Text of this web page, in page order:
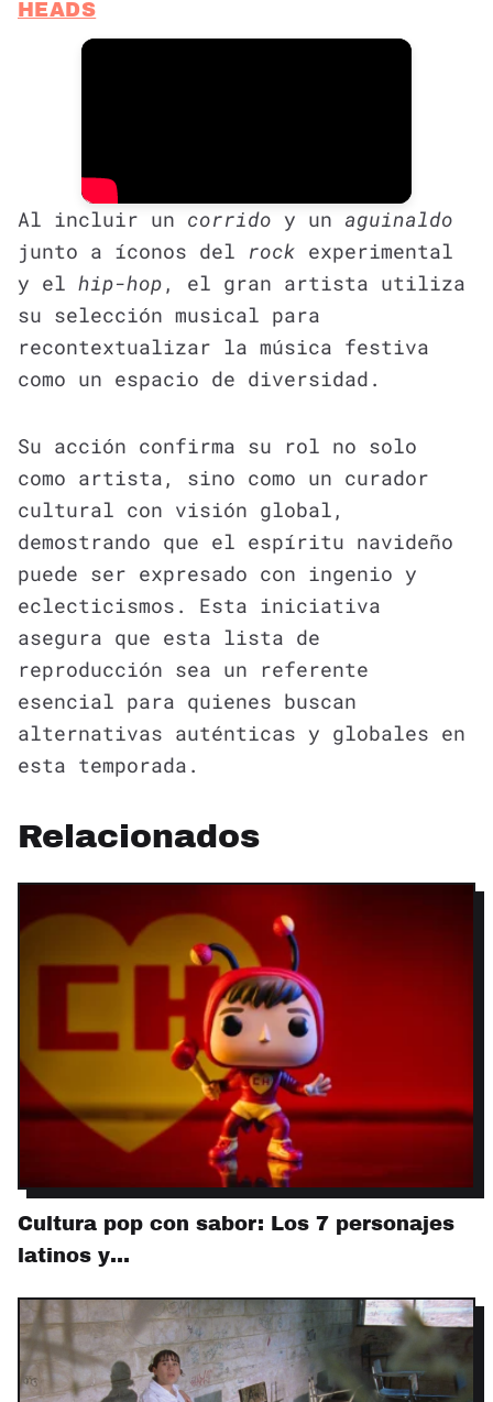
HEADS
Al incluir un corrido y un aguinaldo
junto a íconos del rock experimental
y el hip-hop , el gran artista utiliza
su selección musical para
recontextualizar la música festiva
como un espacio de diversidad.
Su acción confirma su rol no solo
como artista, sino como un curador
cultural con visión global,
demostrando que el espíritu navideño
puede ser expresado con ingenio y
eclecticismos. Esta iniciativa
asegura que esta lista de
reproducción sea un referente
esencial para quienes buscan
alternativas auténticas y globales en
esta temporada.
Relacionados
Cultura pop con sabor: Los 7 personajes
latinos y…